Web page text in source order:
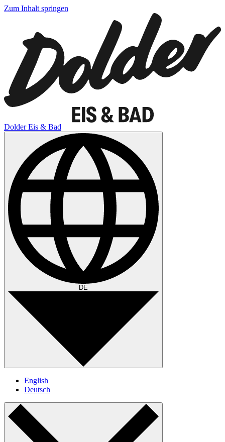
Zum Inhalt springen
Dolder Eis & Bad
DE
English
Deutsch